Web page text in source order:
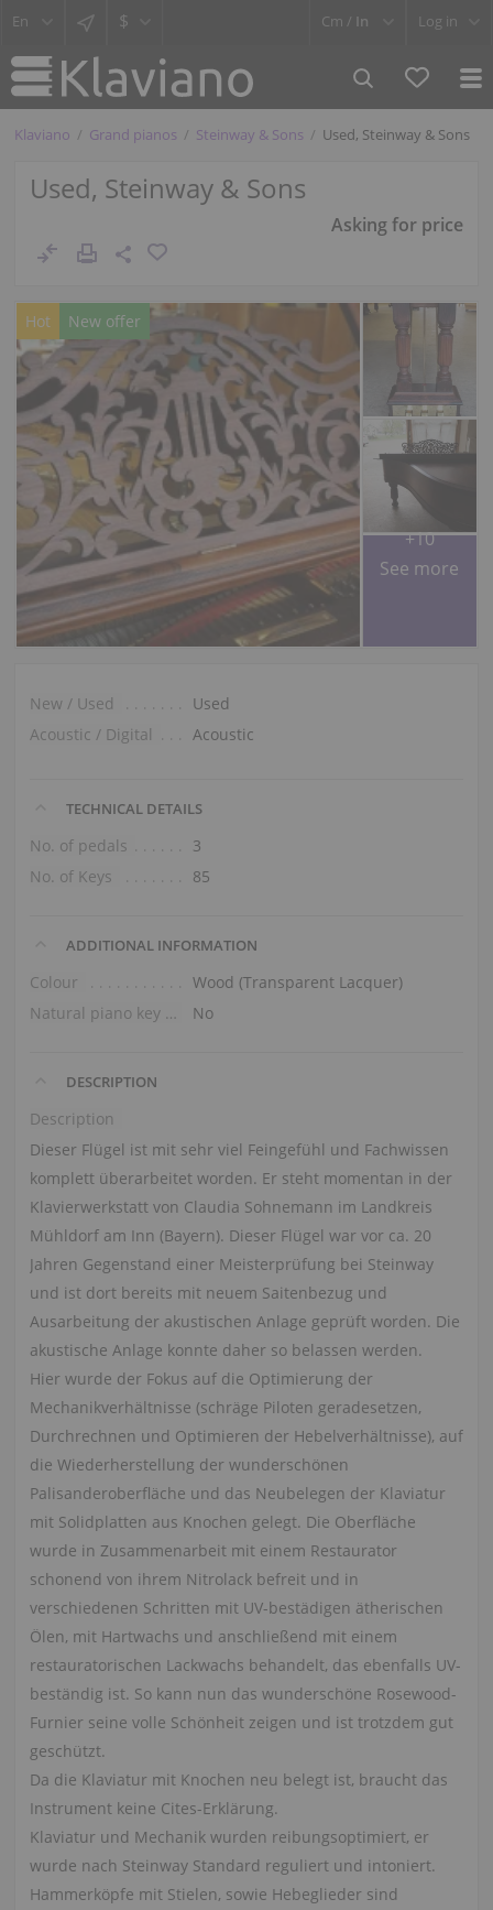
$ Cm / In Log in
Klaviano Grand pianos Steinway & Sons Used, Steinway & Sons
Used, Steinway & Sons
Asking for price
Hot New offer
+10
See more
New / Used
Used
Acoustic / Digital
Acoustic
TECHNICAL DETAILS
No. of pedals
3
No. of Keys
85
ADDITIONAL INFORMATION
Colour
Wood (Transparent Lacquer)
Natural piano key tops
No
DESCRIPTION
Description
Dieser Flügel ist mit sehr viel Feingefühl und Fachwissen
komplett überarbeitet worden. Er steht momentan in der
Klavierwerkstatt von Claudia Sohnemann im Landkreis
Mühldorf am Inn (Bayern). Dieser Flügel war vor ca. 20
Jahren Gegenstand einer Meisterprüfung bei Steinway
und ist dort bereits mit neuem Saitenbezug und
Ausarbeitung der akustischen Anlage geprüft worden. Die
akustische Anlage konnte daher so belassen werden.
Hier wurde der Fokus auf die Optimierung der
Mechanikverhältnisse (schräge Piloten geradesetzen,
Durchrechnen und Optimieren der Hebelverhältnisse), auf
die Wiederherstellung der wunderschönen
Palisanderoberfläche und das Neubelegen der Klaviatur
mit Solidplatten aus Knochen gelegt. Die Oberfläche
wurde in Zusammenarbeit mit einem Restaurator
schonend von ihrem Nitrolack befreit und in
verschiedenen Schritten mit UV-bestädigen ätherischen
Ölen, mit Hartwachs und anschließend mit einem
restauratorischen Lackwachs behandelt, das ebenfalls UV-
beständig ist. So kann nun das wunderschöne Rosewood-
Furnier seine volle Schönheit zeigen und ist trotzdem gut
geschützt.
Da die Klaviatur mit Knochen neu belegt ist, braucht das
Instrument keine Cites-Erklärung.
Klaviatur und Mechanik wurden reibungsoptimiert, er
wurde nach Steinway Standard reguliert und intoniert.
Hammerköpfe mit Stielen, sowie Hebeglieder sind